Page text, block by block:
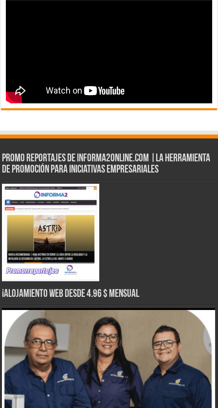
Promo Reportajes de informa2online.com |La herramienta
de Promoción para iniciativas empresariales
¡Alojamiento web Desde 4.96 $ Mensual